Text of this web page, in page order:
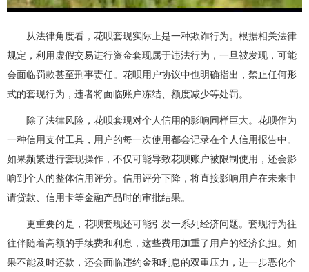
从法律角度看，花呗套现实际上是一种欺诈行为。根据相关法律
规定，利用虚假交易进行资金套现属于违法行为，一旦被发现，可能
会面临罚款甚至刑事责任。花呗用户协议中也明确指出，禁止任何形
式的套现行为，违者将面临账户冻结、额度减少等处罚。
除了法律风险，花呗套现对个人信用的影响同样巨大。花呗作为
一种信用支付工具，用户的每一次使用都会记录在个人信用报告中。
如果频繁进行套现操作，不仅可能导致花呗账户被限制使用，还会影
响到个人的整体信用评分。信用评分下降，将直接影响用户在未来申
请贷款、信用卡等金融产品时的审批结果。
更重要的是，花呗套现还可能引发一系列经济问题。套现行为往
往伴随着高额的手续费和利息，这些费用加重了用户的经济负担。如
果不能及时还款，还会面临违约金和利息的双重压力，进一步恶化个